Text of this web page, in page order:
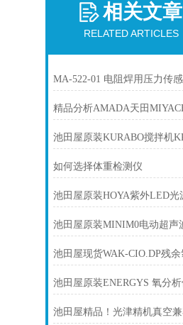
相关文章
RELATED ARTICLES
如何选择体重检测仪